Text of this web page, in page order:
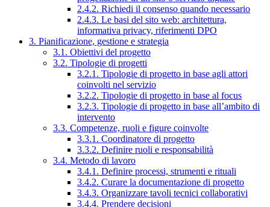
2.4.2. Richiedi il consenso quando necessario
2.4.3. Le basi del sito web: architettura,
informativa privacy, riferimenti DPO
3. Pianificazione, gestione e strategia
3.1. Obiettivi del progetto
3.2. Tipologie di progetti
3.2.1. Tipologie di progetto in base agli attori
coinvolti nel servizio
3.2.2. Tipologie di progetto in base al focus
3.2.3. Tipologie di progetto in base all’ambito di
intervento
3.3. Competenze, ruoli e figure coinvolte
3.3.1. Coordinatore di progetto
3.3.2. Definire ruoli e responsabilità
3.4. Metodo di lavoro
3.4.1. Definire processi, strumenti e rituali
3.4.2. Curare la documentazione di progetto
3.4.3. Organizzare tavoli tecnici collaborativi
3.4.4. Prendere decisioni